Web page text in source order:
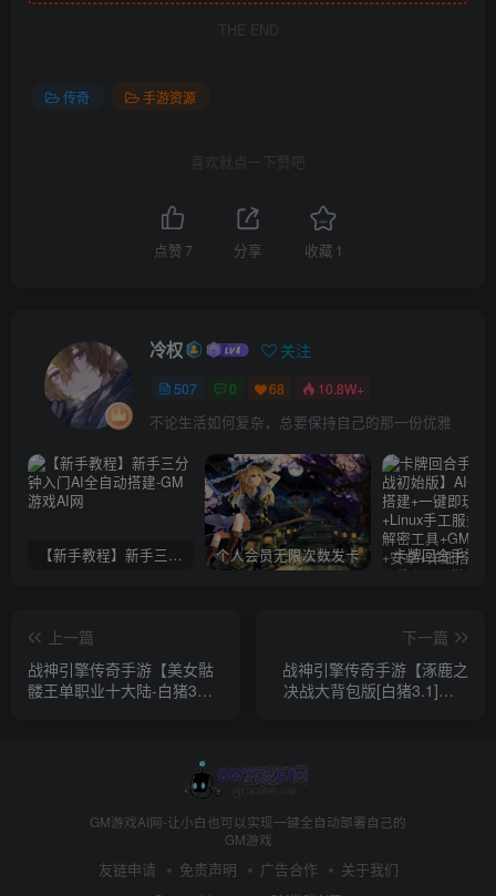
THE END
传奇 手游资源
喜欢就点一下赞吧
点赞 7 分享 收藏 1
冷权 关注
507 0 68 10.8W+
不论生活如何复杂，总要保持自己的那一份优雅
【新手教程】新手三分钟入门AI全自动搭建 个人会员无限次数发卡
上一篇
战神引擎传奇手游【美女骷
髅王单职业十大陆-白猪3】
下一篇
战神引擎传奇手游【涿鹿之
决战大背包版[白猪3.1]】AI
GM游戏AI网-让小白也可以实现一键全自动部署自己的
GM游戏
友链申请 免责声明 广告合作 关于我们